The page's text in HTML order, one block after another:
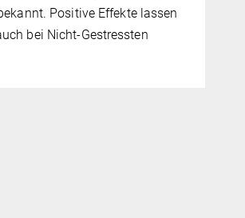
Positive Effekte lassen
bei Nicht-Gestressten